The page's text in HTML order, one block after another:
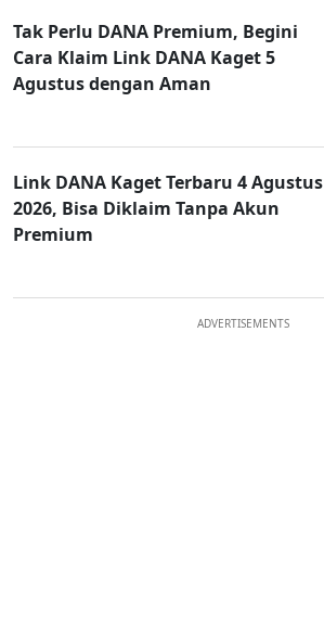
Tak Perlu DANA Premium, Begini
Cara Klaim Link DANA Kaget 5
Agustus dengan Aman
Link DANA Kaget Terbaru 4 Agustus
2026, Bisa Diklaim Tanpa Akun
Premium
ADVERTISEMENTS